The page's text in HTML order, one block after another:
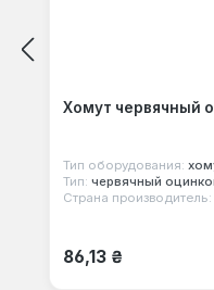
Хомут червячный
Тип оборудования:
Тип: червячный
Страна производитель:
Обычная цена:
86,13 ₴